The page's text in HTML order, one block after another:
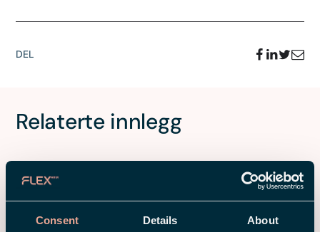
Consent Details About
DEL
Relaterte innlegg